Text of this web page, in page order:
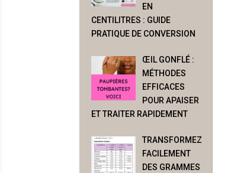
EN
CENTILITRES : GUIDE
PRATIQUE DE CONVERSION
ŒIL GONFLÉ :
MÉTHODES
EFFICACES
POUR APAISER
ET TRAITER RAPIDEMENT
TRANSFORMEZ
FACILEMENT
DES GRAMMES